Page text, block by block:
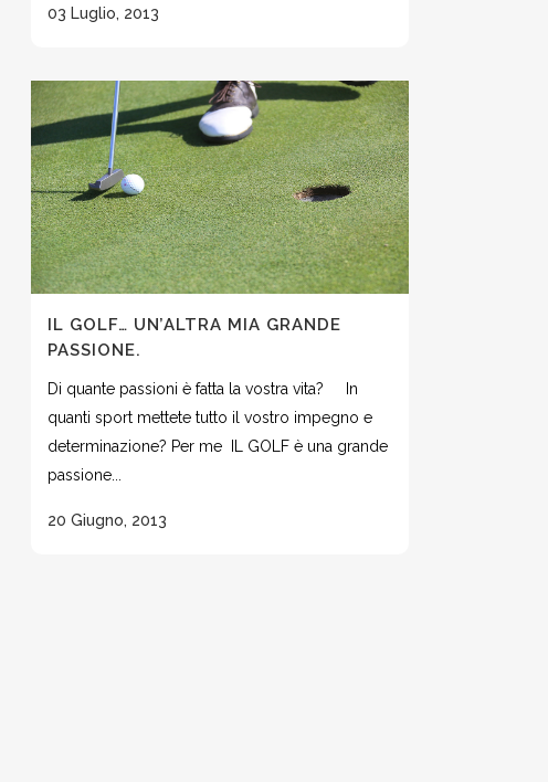
03 Luglio, 2013
IL GOLF… UN’ALTRA MIA GRANDE
PASSIONE.
Di quante passioni è fatta la vostra vita? In
quanti sport mettete tutto il vostro impegno e
determinazione? Per me IL GOLF è una grande
passione...
20 Giugno, 2013